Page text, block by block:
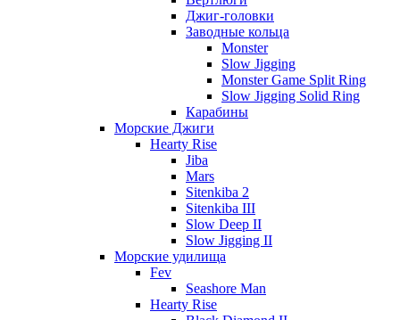
Джиг-головки
Заводные кольца
Monster
Slow Jigging
Monster Game Split Ring
Slow Jigging Solid Ring
Карабины
Морские Джиги
Hearty Rise
Jiba
Mars
Sitenkiba 2
Sitenkiba III
Slow Deep II
Slow Jigging II
Морские удилища
Fev
Seashore Man
Hearty Rise